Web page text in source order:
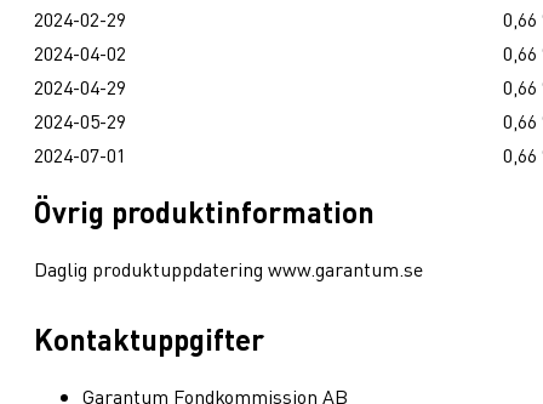
2024-02-29
0,66
2024-04-02
0,66
2024-04-29
0,66
2024-05-29
0,66
2024-07-01
0,66
Övrig produktinformation
Daglig produktuppdatering www.garantum.se
Kontaktuppgifter
Garantum Fondkommission AB